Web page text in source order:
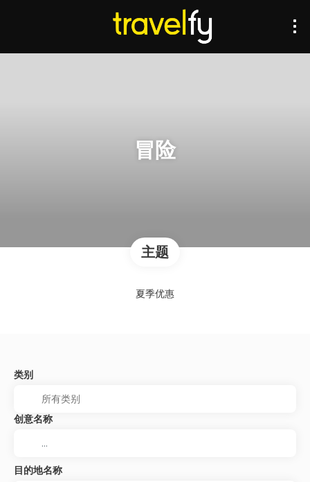
冒险
主题
夏季优惠
类别
创意名称
目的地名称